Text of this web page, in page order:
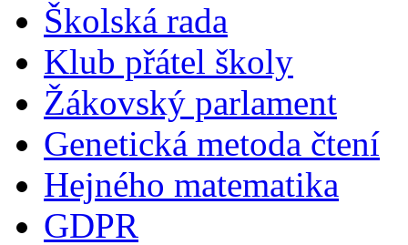
Školská rada
Klub přátel školy
Žákovský parlament
Genetická metoda čtení
Hejného matematika
GDPR